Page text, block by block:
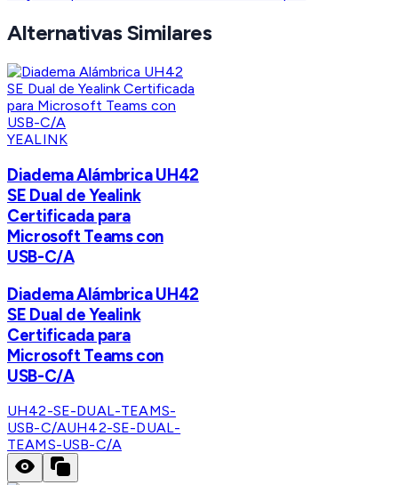
Alternativas Similares
YEALINK
Diadema Alámbrica UH42
SE Dual de Yealink
Certificada para
Microsoft Teams con
USB-C/A
Diadema Alámbrica UH42
SE Dual de Yealink
Certificada para
Microsoft Teams con
USB-C/A
UH42-SE-DUAL-TEAMS-
USB-C/AUH42-SE-DUAL-
TEAMS-USB-C/A